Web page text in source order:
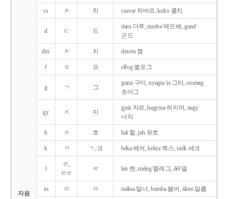
자음
cs ㅊ 치 csavar 처버르, kulcs 쿨치
d ㄷ 드
daru 더루, medve 메드베, gond
곤드
dzs ㅈ 지 dzsem 젬
f ㅍ 프 elfog 엘포그
g ㄱ 그
gumi 구미, nyugta 뉴그터, csomag
초머그
gy ㅈ 지
gyár 자르, hagyma 허지머, nagy
너지
h ㅎ 흐 hal 헐, juh 유흐
k ㅋ ㄱ, 크 béka 베커, keksz 켁스, szék 세크
l
ㄹ,
ㄹㄹ
ㄹ len 렌, meleg 멜레그, dél 델
m ㅁ ㅁ málna 말너, bomba 봄버, álom 알롬